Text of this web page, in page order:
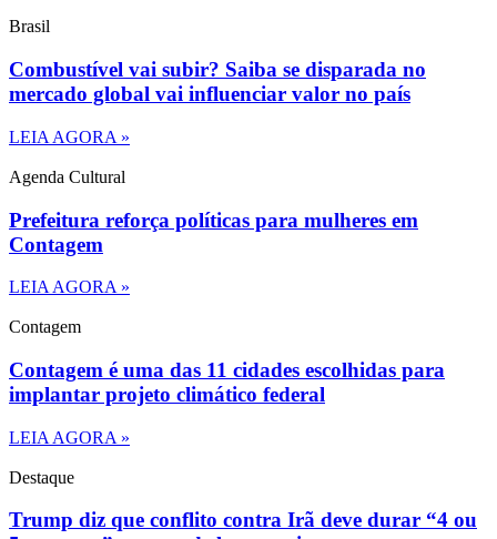
Brasil
Combustível vai subir? Saiba se disparada no
mercado global vai influenciar valor no país
LEIA AGORA »
Agenda Cultural
Prefeitura reforça políticas para mulheres em
Contagem
LEIA AGORA »
Contagem
Contagem é uma das 11 cidades escolhidas para
implantar projeto climático federal
LEIA AGORA »
Destaque
Trump diz que conflito contra Irã deve durar “4 ou